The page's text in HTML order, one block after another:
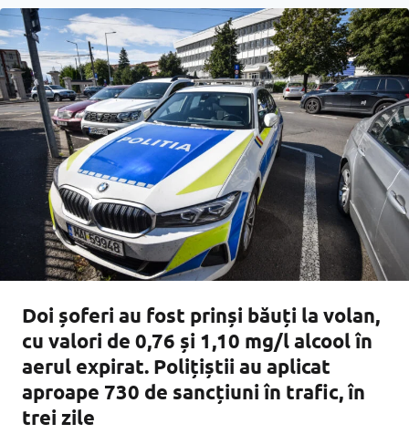
Doi șoferi au fost prinși băuți la volan,
cu valori de 0,76 și 1,10 mg/l alcool în
aerul expirat. Polițiștii au aplicat
aproape 730 de sancțiuni în trafic, în
trei zile